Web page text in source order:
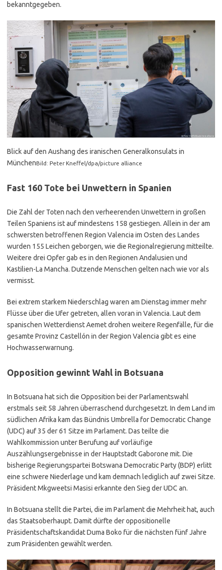
bekanntgegeben.
Blick auf den Aushang des iranischen Generalkonsulats in
MünchenBild: Peter Kneffel/dpa/picture alliance
Fast 160 Tote bei Unwettern in Spanien
Die Zahl der Toten nach den verheerenden Unwettern in großen
Teilen Spaniens ist auf mindestens 158 gestiegen. Allein in der am
schwersten betroffenen Region Valencia im Osten des Landes
wurden 155 Leichen geborgen, wie die Regionalregierung mitteilte.
Weitere drei Opfer gab es in den Regionen Andalusien und
Kastilien-La Mancha. Dutzende Menschen gelten nach wie vor als
vermisst.
Bei extrem starkem Niederschlag waren am Dienstag immer mehr
Flüsse über die Ufer getreten, allen voran in Valencia. Laut dem
spanischen Wetterdienst Aemet drohen weitere Regenfälle, für die
gesamte Provinz Castellón in der Region Valencia gibt es eine
Hochwasserwarnung.
Opposition gewinnt Wahl in Botsuana
In Botsuana hat sich die Opposition bei der Parlamentswahl
erstmals seit 58 Jahren überraschend durchgesetzt. In dem Land im
südlichen Afrika kam das Bündnis Umbrella for Democratic Change
(UDC) auf 35 der 61 Sitze im Parlament. Das teilte die
Wahlkommission unter Berufung auf vorläufige
Auszählungsergebnisse in der Hauptstadt Gaborone mit. Die
bisherige Regierungspartei Botswana Democratic Party (BDP) erlitt
eine schwere Niederlage und kam demnach lediglich auf zwei Sitze.
Präsident Mkgweetsi Masisi erkannte den Sieg der UDC an.
In Botsuana stellt die Partei, die im Parlament die Mehrheit hat, auch
das Staatsoberhaupt. Damit dürfte der oppositionelle
Präsidentschaftskandidat Duma Boko für die nächsten fünf Jahre
zum Präsidenten gewählt werden.